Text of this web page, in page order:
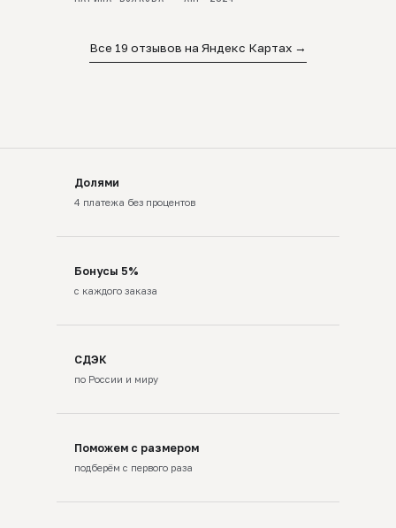
Все 19 отзывов на Яндекс Картах →
Долями
4 платежа без процентов
Бонусы 5%
с каждого заказа
СДЭК
по России и миру
Поможем с размером
подберём с первого раза